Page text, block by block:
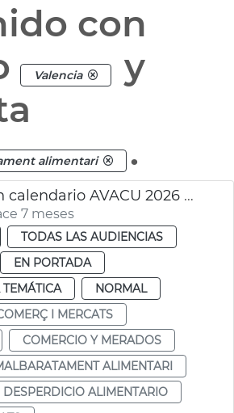
con
Valencia
y
alimentari .
Presentación calendario AVACU 2026 desperdicio alimentario
7 meses
TODAS LAS AUDIENCIAS
EN PORTADA
NORMAL
I MERCATS
COMERCIO Y MERADOS
ALIMENTARI
ALIMENTARIO